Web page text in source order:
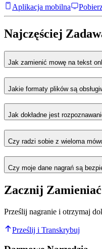
Aplikacja mobilna
Najczęściej
Jak zamienić mowę na tekst
Jakie formaty plików są
Jak dokładne jest
Czy radzi sobie z wieloma
Czy moje dane nagrań są
Zacznij
Prześlij nagranie i otrzymaj
Prześlij i Transkrybuj